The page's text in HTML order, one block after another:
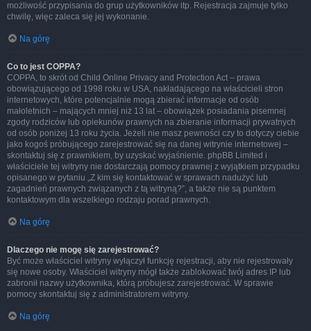
możliwość przypisania do grup użytkowników itp. Rejestracja zajmuje tylko
chwilę, więc zaleca się jej wykonanie.
Na górę
Co to jest COPPA?
COPPA, to skrót od Child Online Privacy and Protection Act – prawa
obowiązującego od 1998 roku w USA, nakładającego na właścicieli stron
internetowych, które potencjalnie mogą zbierać informacje od osób
małoletnich – mających mniej niż 13 lat – obowiązek posiadania pisemnej
zgody rodziców lub opiekunów prawnych na zbieranie informacji prywatnych
od osób poniżej 13 roku życia. Jeżeli nie masz pewności czy to dotyczy ciebie
jako kogoś próbującego zarejestrować się na danej witrynie internetowej –
skontaktuj się z prawnikiem, by uzyskać wyjaśnienie. phpBB Limited i
właściciele tej witryny nie dostarczają pomocy prawnej z wyjątkiem przypadku
opisanego w pytaniu „Z kim się kontaktować w sprawach nadużyć lub
zagadnień prawnych związanych z tą witryną?”, a także nie są punktem
kontaktowym dla wszelkiego rodzaju porad prawnych.
Na górę
Dlaczego nie mogę się zarejestrować?
Być może właściciel witryny wyłączył funkcję rejestracji, aby nie rejestrowały
się nowe osoby. Właściciel witryny mógł także zablokować twój adres IP lub
zabronił nazwy użytkownika, którą próbujesz zarejestrować. W sprawie
pomocy skontaktuj się z administratorem witryny.
Na górę